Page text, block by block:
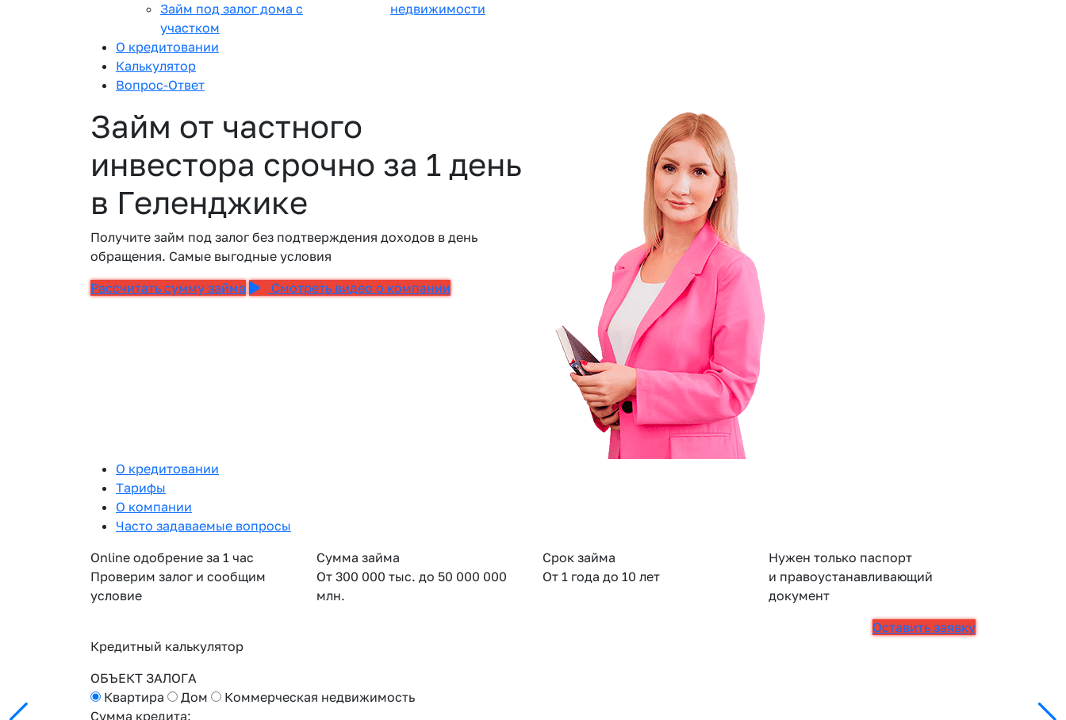
Займ под залог дома с
участком
недвижимости
О кредитовании
Калькулятор
Вопрос-Ответ
Займ от частного
инвестора срочно за 1 день
в Геленджике
Получите займ под залог без подтверждения доходов в день
обращения. Самые выгодные условия
Рассчитать сумму займа
Смотреть видео о компании
О кредитовании
Тарифы
О компании
Часто задаваемые вопросы
Online одобрение за 1 час
Проверим залог и сообщим
условие
Сумма займа
От 300 000 тыс. до 50 000 000
млн.
Срок займа
От 1 года до 10 лет
Нужен только паспорт
и правоустанавливающий
документ
Оставить заявку
Кредитный калькулятор
ОБЪЕКТ ЗАЛОГА
Квартира
Дом
Коммерческая недвижимость
Сумма кредита: